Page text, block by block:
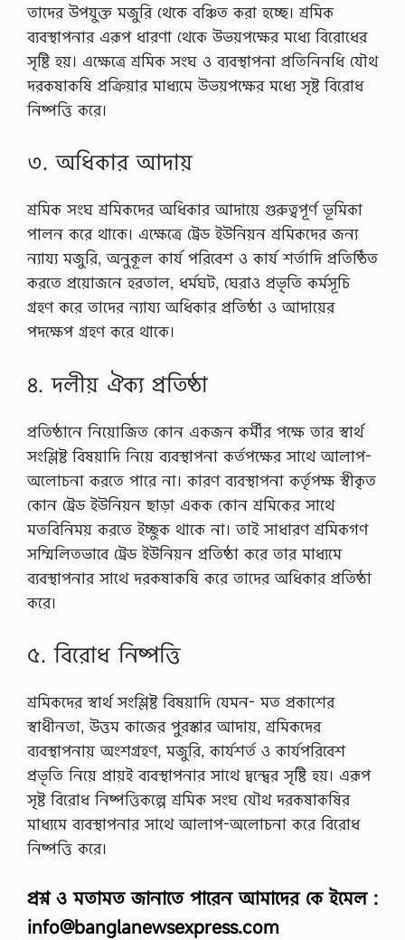
তাদের উপযুক্ত মজুরি থেকে বঞ্চিত করা হচ্ছে। শ্রমিক
ব্যবস্থাপনার এরূপ ধারণা থেকে উভয়পক্ষের মধ্যে বিরোধের
সৃষ্টি হয়। এক্ষেত্রে শ্রমিক সংঘ ও ব্যবস্থাপনা প্রতিনিনধি যৌথ
দরকষাকষি প্রক্রিয়ার মাধ্যমে উভয়পক্ষের মধ্যে সৃষ্ট বিরোধ
নিষ্পত্তি করে।
৩. অধিকার আদায়
শ্রমিক সংঘ শ্রমিকদের অধিকার আদায়ে গুরুত্বপূর্ণ ভূমিকা
পালন করে থাকে। এক্ষেত্রে ট্রেড ইউনিয়ন শ্রমিকদের জন্য
ন্যায্য মজুরি, অনুকূল কার্য পরিবেশ ও কার্য শর্তাদি প্রতিষ্ঠিত
করতে প্রয়োজনে হরতাল, ধর্মঘট, ঘেরাও প্রভৃতি কর্মসূচি
গ্রহণ করে তাদের ন্যায্য অধিকার প্রতিষ্ঠা ও আদায়ের
পদক্ষেপ গ্রহণ করে থাকে।
৪. দলীয় ঐক্য প্রতিষ্ঠা
প্রতিষ্ঠানে নিয়োজিত কোন একজন কর্মীর পক্ষে তার স্বার্থ
সংশ্লিষ্ট বিষয়াদি নিয়ে ব্যবস্থাপনা কর্তপক্ষের সাথে আলাপ-
অলোচনা করতে পারে না। কারণ ব্যবস্থাপনা কর্তৃপক্ষ স্বীকৃত
কোন ট্রেড ইউনিয়ন ছাড়া একক কোন শ্রমিকের সাথে
মতবিনিময় করতে ইচ্ছুক থাকে না। তাই সাধারণ শ্রমিকগণ
সম্মিলিতভাবে ট্রেড ইউনিয়ন প্রতিষ্ঠা করে তার মাধ্যমে
ব্যবস্থাপনার সাথে দরকষাকষি করে তাদের অধিকার প্রতিষ্ঠা
করে।
৫. বিরোধ নিষ্পত্তি
শ্রমিকদের স্বার্থ সংশ্লিষ্ট বিষয়াদি যেমন- মত প্রকাশের
স্বাধীনতা, উত্তম কাজের পুরস্কার আদায়, শ্রমিকদের
ব্যবস্থাপনায় অংশগ্রহণ, মজুরি, কার্যশর্ত ও কার্যপরিবেশ
প্রভৃতি নিয়ে প্রায়ই ব্যবস্থাপনার সাথে দ্বন্দ্বের সৃষ্টি হয়। এরূপ
সৃষ্ট বিরোধ নিষ্পত্তিকল্পে শ্রমিক সংঘ যৌথ দরকষাকষির
মাধ্যমে ব্যবস্থাপনার সাথে আলাপ-অলোচনা করে বিরোধ
নিষ্পত্তি করে।
প্রশ্ন ও মতামত জানাতে পারেন আমাদের কে ইমেল :
info@banglanewsexpress.com